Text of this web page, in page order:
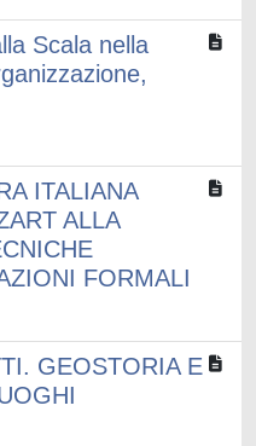
Scala nella
ITALIANA
ALLA
FORMALI
GEOSTORIA E